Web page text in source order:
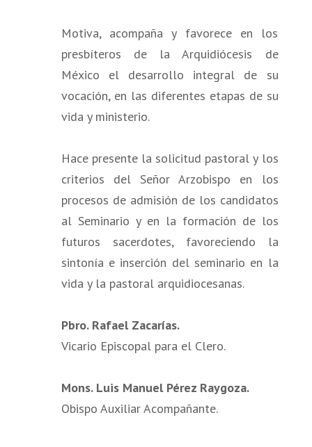
Motiva, acompaña y favorece en los
presbíteros de la Arquidiócesis de
México el desarrollo integral de su
vocación, en las diferentes etapas de su
vida y ministerio.
Hace presente la solicitud pastoral y los
criterios del Señor Arzobispo en los
procesos de admisión de los candidatos
al Seminario y en la formación de los
futuros sacerdotes, favoreciendo la
sintonía e inserción del seminario en la
vida y la pastoral arquidiocesanas.
Pbro. Rafael Zacarías.
Vicario Episcopal para el Clero.
Mons. Luis Manuel Pérez Raygoza.
Obispo Auxiliar Acompañante.